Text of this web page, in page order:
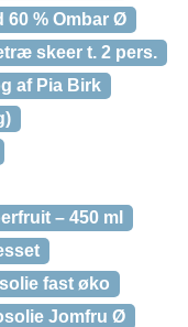
60 % Ombar Ø
skeer t. 2 pers.
af Pia Birk
– 450 ml
fast øko
Jomfru Ø